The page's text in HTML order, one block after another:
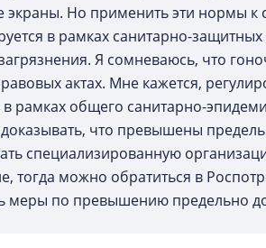
Но применить эти нормы к
в рамках санитарно-
Я сомневаюсь, что
актах. Мне кажется,
в рамках общего санитарно-
что превышены
специализированную
тогда можно обратиться в
меры по превышению предельно